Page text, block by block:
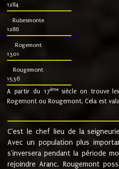
1284
Rubesmonte
1286
Rogemont
1301
Rougemont
1536
A partir du 17ème siècle on trouve
Rogemont ou Rougemont. Cela est
C'est le chef lieu de la
Avec un population plus
s'inversera pendant la période
rejoindre Aranc, Rougemont